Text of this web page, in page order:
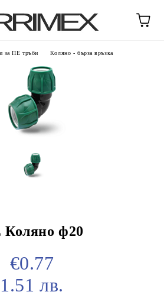
за ПЕ тръби Коляно - бърза връзка
ф20
€0.77
1.51 лв.